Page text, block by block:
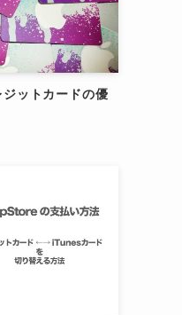
ットカードの優